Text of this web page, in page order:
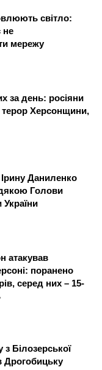
світло:
не
мережу
за день: росіяни
Херсонщини,
Даниленко
Голови
атакував
поранено
серед них – 15-
з Білозерської